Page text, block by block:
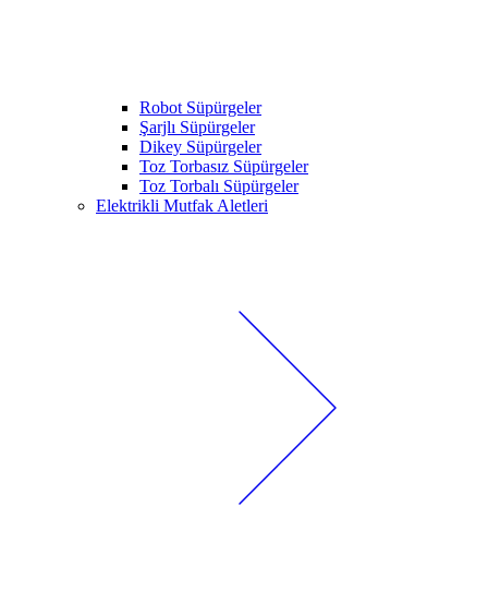
Robot Süpürgeler
Şarjlı Süpürgeler
Dikey Süpürgeler
Toz Torbasız Süpürgeler
Toz Torbalı Süpürgeler
Elektrikli Mutfak Aletleri